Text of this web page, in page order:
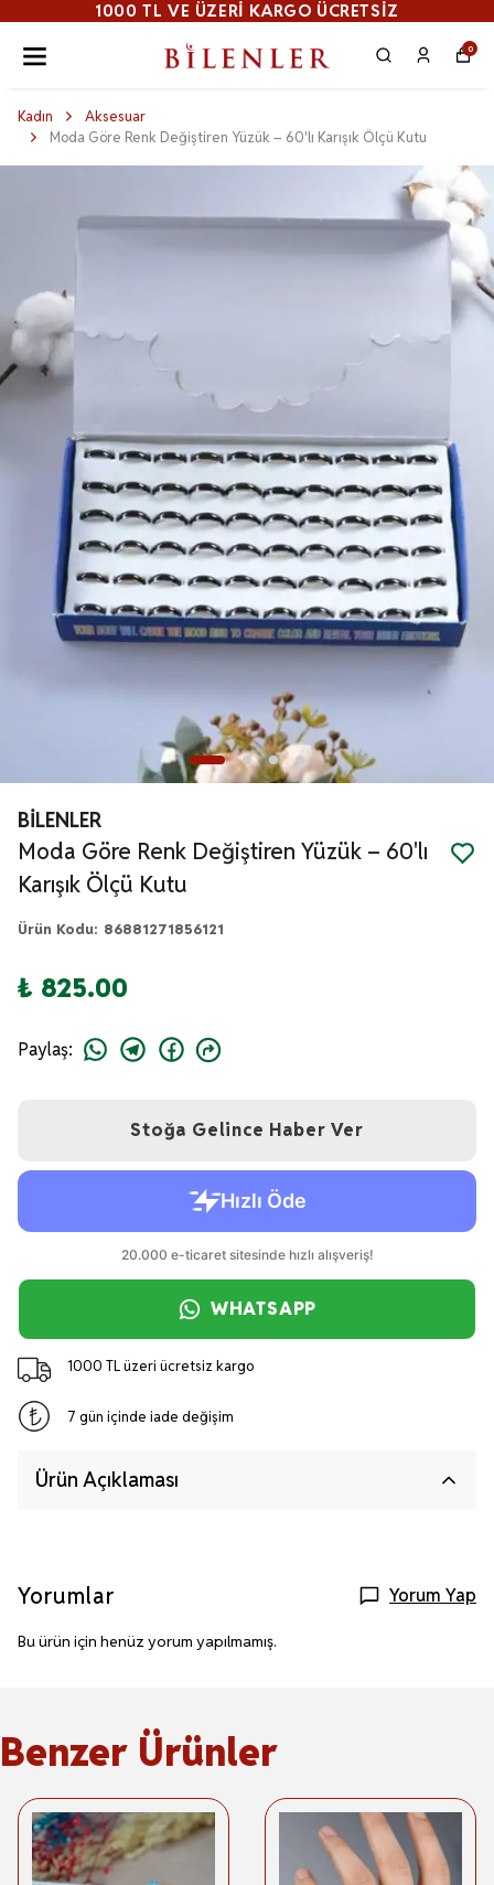
1000 TL VE ÜZERI KARGO ÜCRETSİZ
0
Kadın
Aksesuar
Moda Göre Renk Değiştiren Yüzük – 60'lı Karışık Ölçü Kutu
BİLENLER
Moda Göre Renk Değiştiren Yüzük – 60'lı
Karışık Ölçü Kutu
Ürün Kodu: 86881271856121
₺ 825.00
Paylaş:
Stoğa Gelince Haber Ver
WHATSAPP
1000 TL üzeri ücretsiz kargo
7 gün içinde iade değişim
Ürün Açıklaması
Yorumlar Yorum Yap
Bu ürün için henüz yorum yapılmamış.
Benzer Ürünler